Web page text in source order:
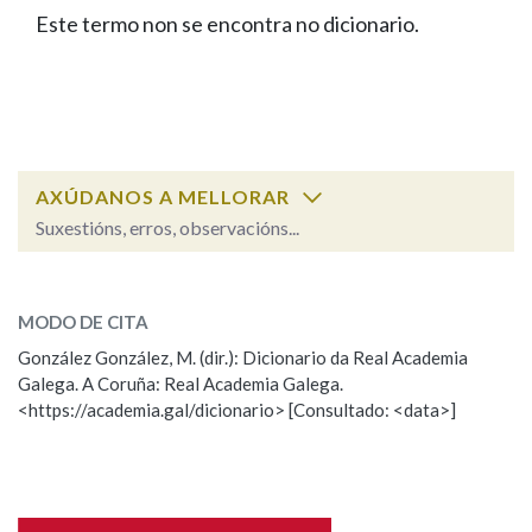
FIGURAS HOMENAXEADAS
PORTAL DAS PALABRAS
Facebook
TwitterYoutubeInstagram
Bluesky
BUSCAR NOS LEMAS
Remata por
BUSCAR NO CONTIDO
Nas definicións
Este termo non se encontra no dicionario.
AXÚDANOS A MELLORAR
Suxestións, erros, observacións...
Observación
Nome
MODO DE CITA
González González, M. (dir.): Dicionario da Real Academia
Galega. A Coruña: Real Academia Galega.
<https://academia.gal/dicionario> [Consultado: <data>]